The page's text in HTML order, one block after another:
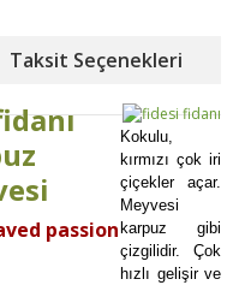
Taksit Seçenekleri
passion
Kokulu,
kırmızı çok iri
çiçekler açar.
Meyvesi
karpuz gibi
çizgilidir. Çok
hızlı gelişir ve